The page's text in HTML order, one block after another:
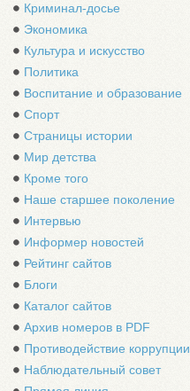
Криминал-досье
Экономика
Культура и искусство
Политика
Воспитание и образование
Спорт
Страницы истории
Мир детства
Кроме того
Наше старшее поколение
Интервью
Информер новостей
Рейтинг сайтов
Блоги
Каталог сайтов
Архив номеров в PDF
Противодействие коррупции
Наблюдательный совет